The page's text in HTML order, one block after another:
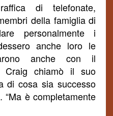
di telefonate,
della famiglia di
personalmente i
anche loro le
anche con il
Craig chiamò il suo
di cosa sia successo
“Ma è completamente